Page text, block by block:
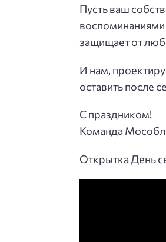
Пусть ваш
защищает от
И нам,
оставить после
С праздником!
Команда
Открытка День